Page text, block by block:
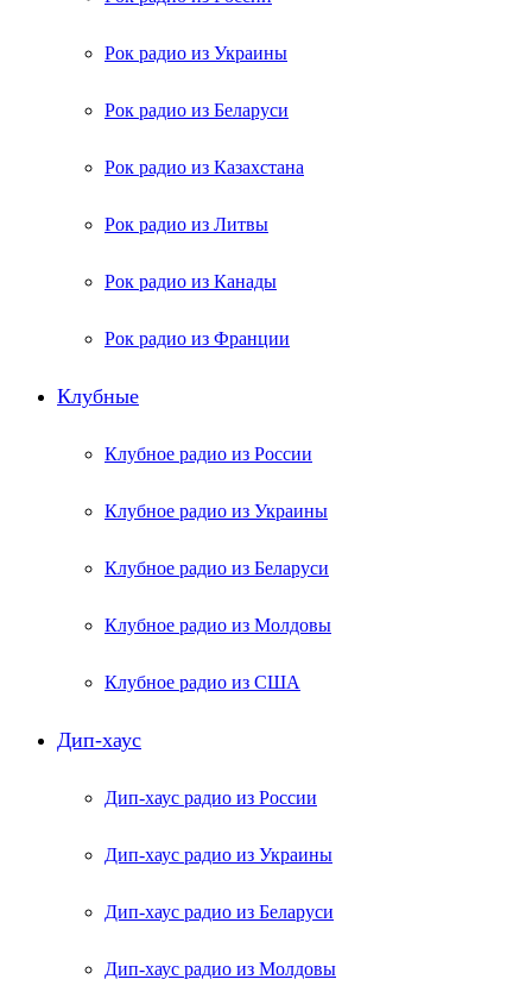
Рок радио из Украины
Рок радио из Беларуси
Рок радио из Казахстана
Рок радио из Литвы
Рок радио из Канады
Рок радио из Франции
Клубные
Клубное радио из России
Клубное радио из Украины
Клубное радио из Беларуси
Клубное радио из Молдовы
Клубное радио из США
Дип-хаус
Дип-хаус радио из России
Дип-хаус радио из Украины
Дип-хаус радио из Беларуси
Дип-хаус радио из Молдовы